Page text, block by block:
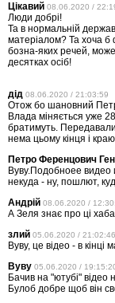
Цікавий 08.06.2020 /
Люди добрі!
Та в нормальній
матеріалом? Та хоча б
бозна-яких речей,
десятках осіб!
дід 08.06.2020 / 21:03:59
Отож бо шановний
Влада міняється уже
братимуть. Передавали
нема цьому кінця і
Петро Ференцович
Вуву.Подобноее видео
некуда - ну, пошлют,
Андрій 08.06.2020 /
А Зеля знає про ці
злий 05.06.2020 / 21:02:46
Вуву, це відео - в
Вуву 05.06.2020 /
Бачив на "ютубі" відео
Булоб добре щоб він